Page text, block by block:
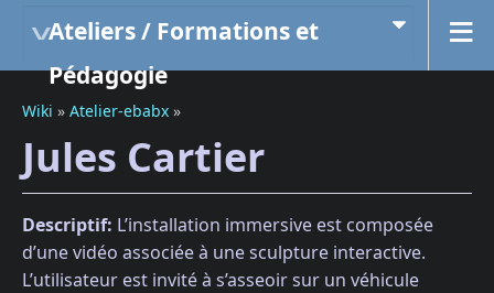
Ateliers / Formations et
Pédagogie
Wiki » Atelier-ebabx »
Jules Cartier
Descriptif: L’installation immersive est composée
d’une vidéo associée à une sculpture interactive.
L’utilisateur est invité à s’asseoir sur un véhicule